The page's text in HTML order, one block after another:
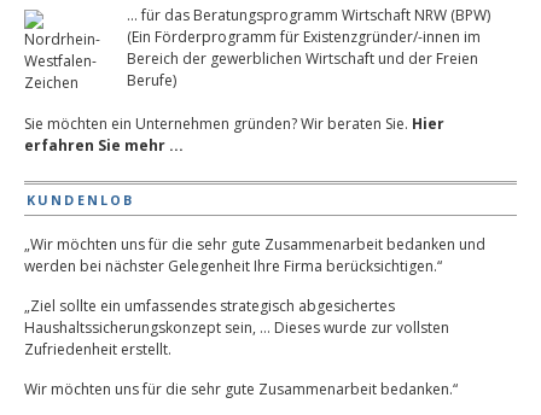
... für das Beratungsprogramm Wirtschaft NRW (BPW)
(Ein Förderprogramm für Existenzgründer/-innen im
Bereich der gewerblichen Wirtschaft und der Freien
Berufe)
Sie möchten ein Unternehmen gründen? Wir beraten Sie. Hier
erfahren Sie mehr ...
KUNDENLOB
„Wir möchten uns für die sehr gute Zusammenarbeit bedanken und
werden bei nächster Gelegenheit Ihre Firma berücksichtigen.“
„Ziel sollte ein umfassendes strategisch abgesichertes
Haushaltssicherungskonzept sein, … Dieses wurde zur vollsten
Zufriedenheit erstellt.
Wir möchten uns für die sehr gute Zusammenarbeit bedanken.“